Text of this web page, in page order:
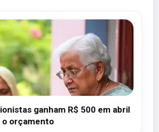
ganham R$ 500 em abril
o orçamento